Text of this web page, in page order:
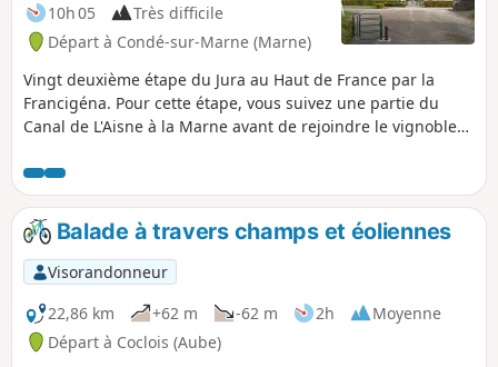
10h 05
Très difficile
Départ à Condé-sur-Marne (Marne)
Vingt deuxième étape du Jura au Haut de France par la
Francigéna. Pour cette étape, vous suivez une partie du
Canal de L'Aisne à la Marne avant de rejoindre le vignoble
découvrez un imprenable point de vue sur la plaine de
Champagne. En vous laissant envoûter par le mystère qui
entoure des arbres remarquables, vous traversez une forêt
qui rassemble un peuplement unique de hêtres tortillards
avant d'arriver dans le village de Verzy. Encore un petit
effort à travers le vignoble pour retrouver le Canal Latéral
de la Marne et prendre la direction de Reims avant d'arriver
à Saint-Léonard.
Balade à travers champs et éoliennes
Visorandonneur
22,86 km
+62 m -62 m 2h
Moyenne
Départ à Coclois (Aube)